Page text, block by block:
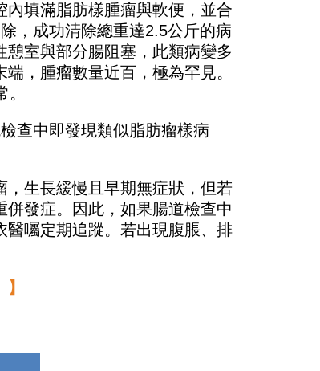
填滿脂肪樣腫瘤與軟便，並合
，成功清除總重達2.5公斤的病
室與部分腸阻塞，此類病變多
，腫瘤數量近百，極為罕見。
查中即發現類似脂肪瘤樣病
生長緩慢且早期無症狀，但若
發症。因此，如果腸道檢查中
囑定期追蹤。若出現腹脹、排